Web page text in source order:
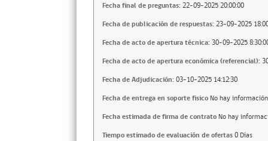
Fecha final de preguntas: 22-09-2025 20:00:00
Fecha de publicación de respuestas: 23-09-2025
Fecha de acto de apertura técnica: 30-09-2025
Fecha de acto de apertura económica (referencial):
Fecha de Adjudicación: 03-10-2025 14:12:30
Fecha de entrega en soporte fisicoNo hay información
Fecha estimada de firma de contratoNo hay
Tiempo estimado de evaluación de ofertas0 Días